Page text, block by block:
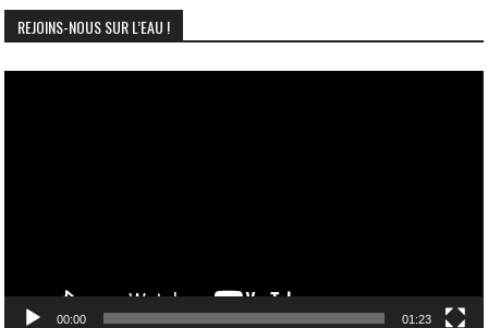
REJOINS-NOUS SUR L’EAU !
00:00 01:23